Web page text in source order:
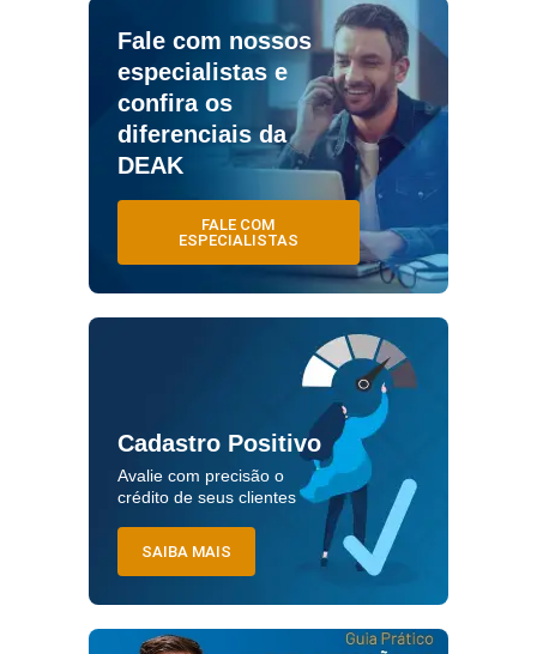
Fale com nossos
especialistas e
confira os
diferenciais da
DEAK
FALE COM
ESPECIALISTAS
Cadastro Positivo
Avalie com precisão o
crédito de seus clientes
SAIBA MAIS